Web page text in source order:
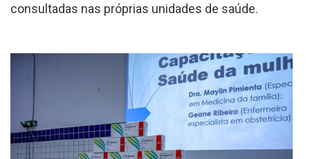
consultadas nas próprias unidades de saúde.